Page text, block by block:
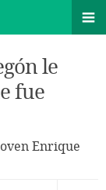
le
fue
Enrique